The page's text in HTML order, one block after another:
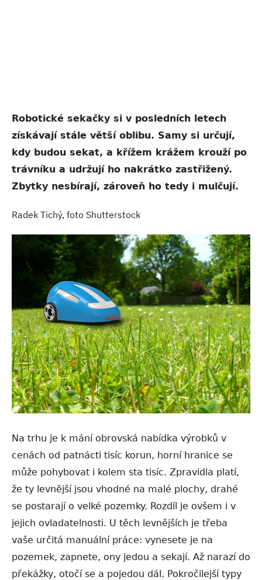
Robotické sekačky si v posledních letech
získávají stále větší oblibu. Samy si určují,
kdy budou sekat, a křížem krážem krouží po
trávníku a udržují ho nakrátko zastřižený.
Zbytky nesbírají, zároveň ho tedy i mulčují.
Radek Tichý, foto Shutterstock
Na trhu je k mání obrovská nabídka výrobků v
cenách od patnácti tisíc korun, horní hranice se
může pohybovat i kolem sta tisíc. Zpravidla platí,
že ty levnější jsou vhodné na malé plochy, drahé
se postarají o velké pozemky. Rozdíl je ovšem i v
jejich ovladatelnosti. U těch levnějších je třeba
vaše určitá manuální práce: vynesete je na
pozemek, zapnete, ony jedou a sekají. Až narazí do
překážky, otočí se a pojedou dál. Pokročilejší typy